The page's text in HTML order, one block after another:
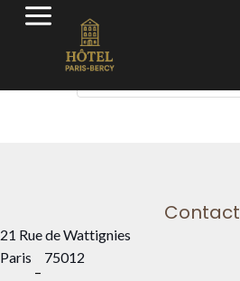
Arrivée — Départ
Contact
21 Rue de Wattignies
Paris
–
75012